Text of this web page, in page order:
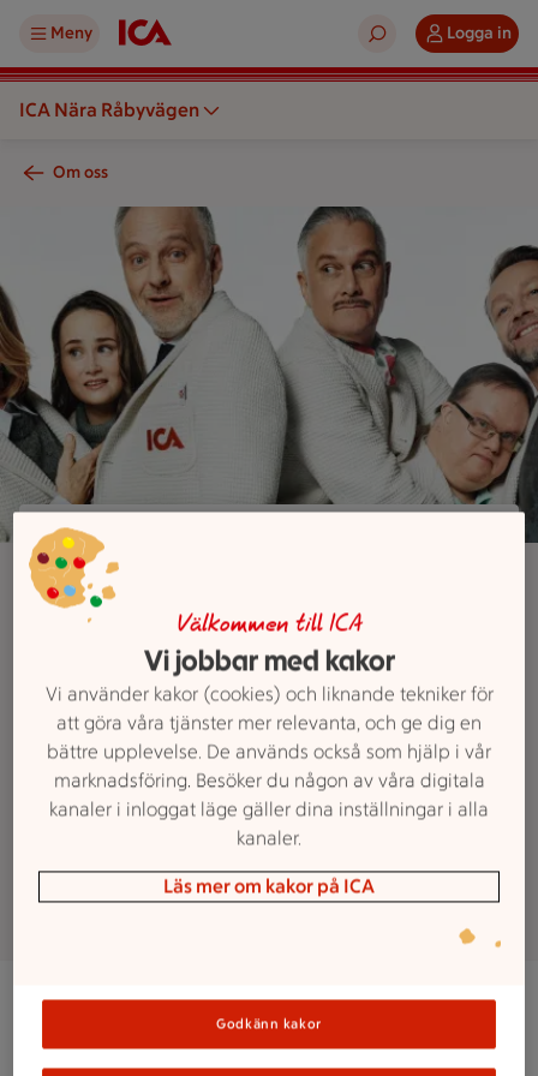
Meny Logga in
ICA Nära Råbyvägen
Om oss
En grupp personer står tillsammans och bär vita tröjor med
Jobba hos ICA
Nära Råbyvägen
Vill du bli en del av Nära-familjen?
Vi letar alltid efter nya engagerade
kollegor till vår butik. Här kan du se
vilka tjänster som finns ute just nu.
Jobba på ICA Nära
Välkommen till ICA
Vi jobbar med kakor
Vi använder kakor (cookies) och liknande tekniker för
att göra våra tjänster mer relevanta, och ge dig en
bättre upplevelse. De används också som hjälp i vår
marknadsföring. Besöker du någon av våra digitala
kanaler i inloggat läge gäller dina inställningar i alla
kanaler.
Läs mer om kakor på ICA
Godkänn kakor